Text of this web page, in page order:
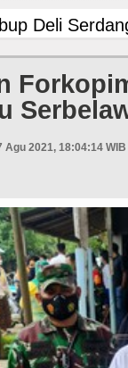
Deli
vs
Bobby
Bobby
Anggaran
Jaga
Munich
Agu 2021, 18:04:14 WIB